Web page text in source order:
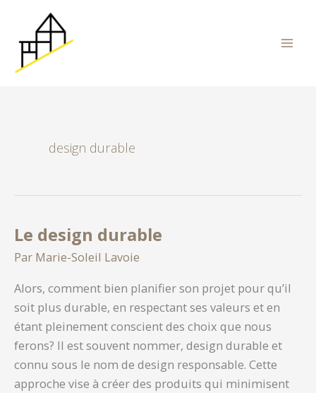
contenu
design durable
Le design durable
Par Marie-Soleil Lavoie
Alors, comment bien planifier son projet pour qu’il
soit plus durable, en respectant ses valeurs et en
étant pleinement conscient des choix que nous
ferons? Il est souvent nommer, design durable et
connu sous le nom de design responsable. Cette
approche vise à créer des produits qui minimisent